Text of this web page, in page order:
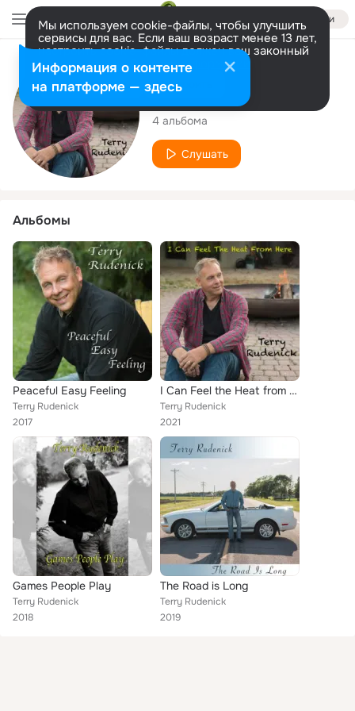
Войти
Мы используем cookie-файлы, чтобы улучшить
сервисы для вас. Если ваш возраст менее 13 лет,
настроить cookie-файлы должен ваш законный
представитель. Больше информации
Разрешить все Настроить
Исполнитель
Terry Rudenick
4 альбома
Слушать
Альбомы
Peaceful Easy Feeling
Terry Rudenick
2017
I Can Feel the Heat from Here
Terry Rudenick
2021
Games People Play
Terry Rudenick
2018
The Road is Long
Terry Rudenick
2019
Информация о контенте
на платформе — здесь